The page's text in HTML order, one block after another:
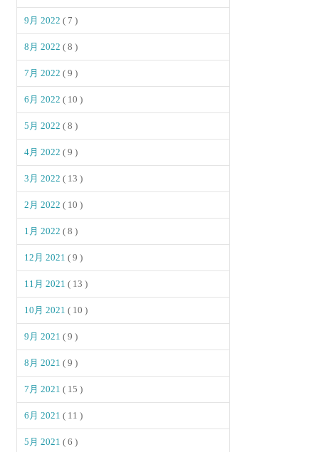
9月 2022( 7 )
8月 2022( 8 )
7月 2022( 9 )
6月 2022( 10 )
5月 2022( 8 )
4月 2022( 9 )
3月 2022( 13 )
2月 2022( 10 )
1月 2022( 8 )
12月 2021( 9 )
11月 2021( 13 )
10月 2021( 10 )
9月 2021( 9 )
8月 2021( 9 )
7月 2021( 15 )
6月 2021( 11 )
5月 2021( 6 )